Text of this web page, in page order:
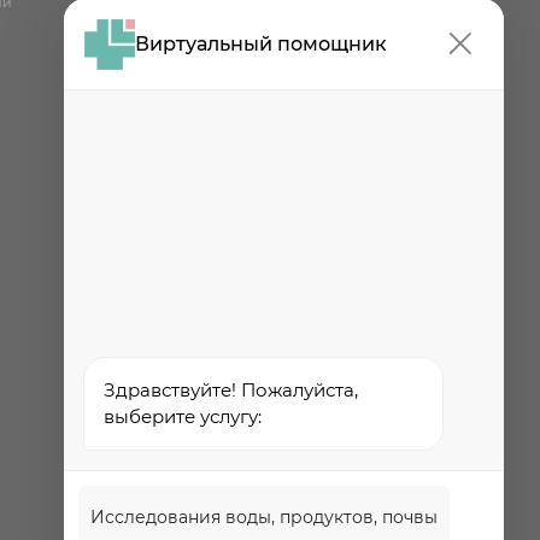
Виртуальный помощник
Здравствуйте! Пожалуйста,
выберите услугу:
Исследования воды, продуктов, почвы